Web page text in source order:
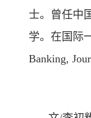
士。曾任中
学。在国际
Banking,